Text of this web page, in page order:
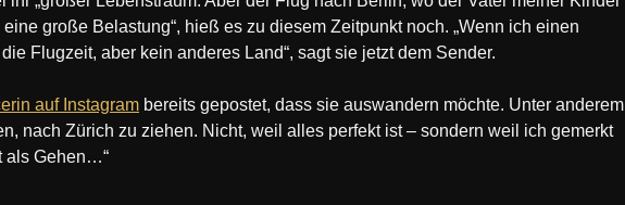
große Belastung“, hieß es zu diesem Zeitpunkt noch. „Wenn ich einen
Flugzeit, aber kein anderes Land“, sagt sie jetzt dem Sender.
auf Instagram bereits gepostet, dass sie auswandern möchte. Unter anderem
nach Zürich zu ziehen. Nicht, weil alles perfekt ist – sondern weil ich gemerkt
als Gehen…“